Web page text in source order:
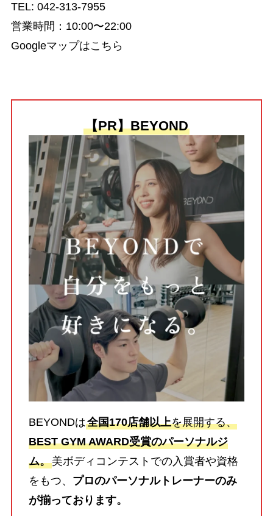
TEL: 042-313-7955
営業時間：10:00〜22:00
Googleマップはこちら
【PR】BEYOND
BEYONDは全国170店舗以上を展開する、
BEST GYM AWARD受賞のパーソナルジ
ム。美ボディコンテストでの入賞者や資格
をもつ、 プロのパーソナルトレーナーのみ
が揃っております。